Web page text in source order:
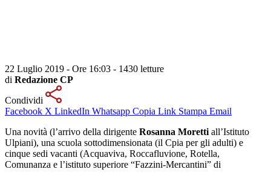
22 Luglio 2019 - Ore 16:03 - 1430 letture
di Redazione CP
Condividi
Facebook X LinkedIn Whatsapp Copia Link Stampa Email
Una novità (l’arrivo della dirigente Rosanna Moretti all’Istituto
Ulpiani), una scuola sottodimensionata (il Cpia per gli adulti) e
cinque sedi vacanti (Acquaviva, Roccafluvione, Rotella,
Comunanza e l’istituto superiore “Fazzini-Mercantini” di